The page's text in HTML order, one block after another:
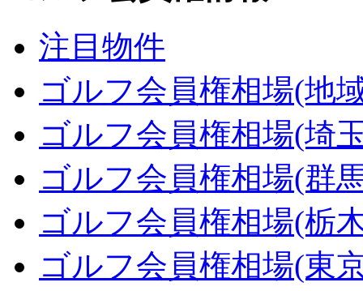
注目物件
ゴルフ会員権相場(地
ゴルフ会員権相場(埼
ゴルフ会員権相場(群
ゴルフ会員権相場(栃
ゴルフ会員権相場(東